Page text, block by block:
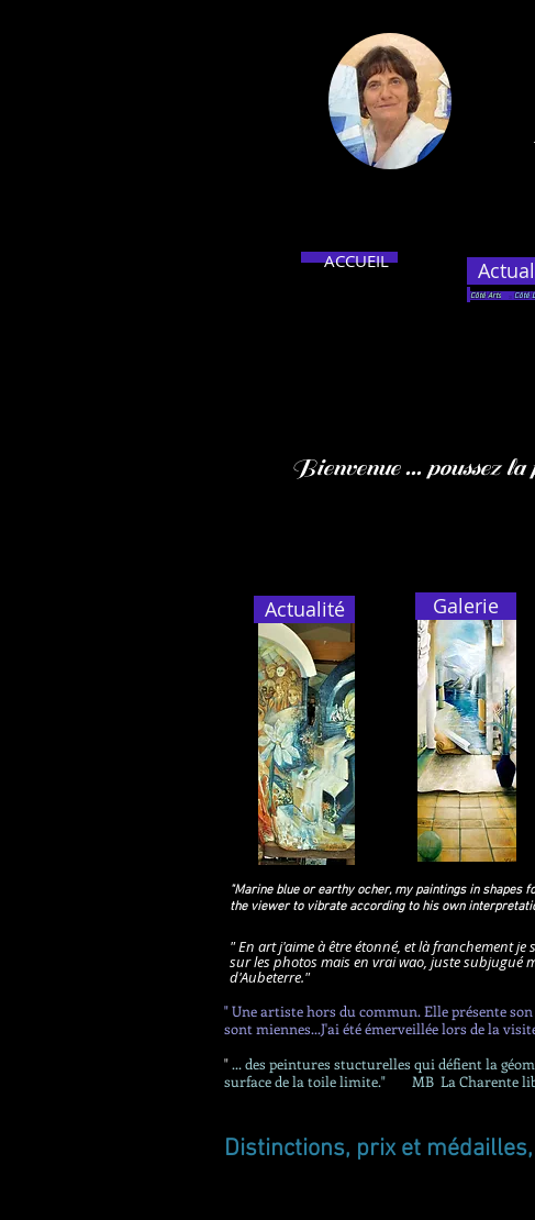
ACCUEIL
Côté Arts . Côté
Bienvenue ... poussez la
Actualité Galerie
"Marine blue or earthy ocher, my paintings in shapes
the viewer to vibrate according to his own
" En art j'aime à être étonné, et là franchement
sur les photos mais en vrai wao, juste subjugué
d'Aubeterre." Mai 2023
" Une artiste hors du commun. Elle présente
sont miennes...J'ai été émerveillée lors de la
" ... des peintures stucturelles qui défient la
surface de la toile limite." MB La Charente
Distinctions, prix et